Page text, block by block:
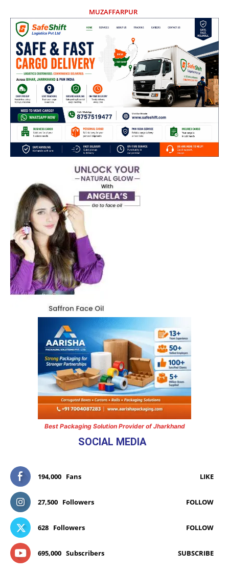
MUZAFFARPUR
Best Packaging Solution Provider of Jharkhand
SOCIAL MEDIA
194,000 Fans LIKE
27,500 Followers FOLLOW
628 Followers FOLLOW
695,000 Subscribers SUBSCRIBE